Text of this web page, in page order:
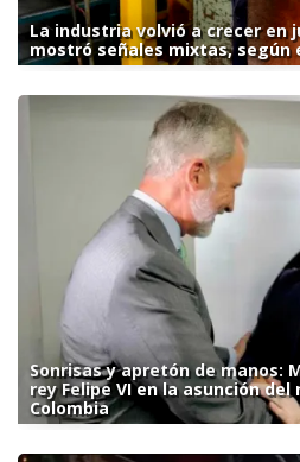
La industria volvió a crecer en
mostró señales mixtas, según
Sonrisas y apretón de manos:
rey Felipe VI en la asunción
Colombia